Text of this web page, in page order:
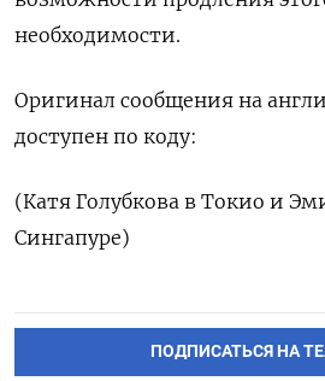
необходимости.
Оригинал сообщения на
доступен по коду:
(Катя Голубкова в Токио и
Сингапуре)
ПОДПИСАТЬСЯ НА